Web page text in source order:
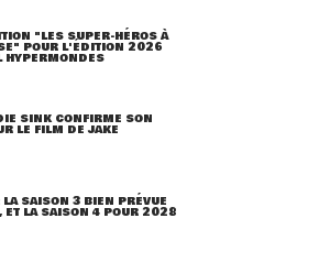
"LES SUPER-HÉROS À
POUR L'ÉDITION 2026
HYPERMONDES
SINK CONFIRME SON
LE FILM DE JAKE
SAISON 3 BIEN PRÉVUE
LA SAISON 4 POUR 2028